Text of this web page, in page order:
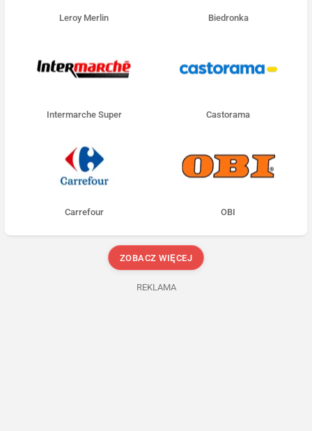
Leroy Merlin Biedronka
Intermarche Super Castorama
Carrefour OBI
ZOBACZ WIĘCEJ
REKLAMA